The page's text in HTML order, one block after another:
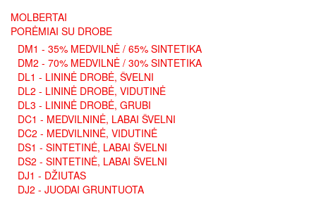
MOLBERTAI
PORĖMIAI SU DROBE
DM1 - 35% MEDVILNĖ / 65% SINTETIKA
DM2 - 70% MEDVILNĖ / 30% SINTETIKA
DL1 - LININĖ DROBĖ, ŠVELNI
DL2 - LININĖ DROBĖ, VIDUTINĖ
DL3 - LININĖ DROBĖ, GRUBI
DC1 - MEDVILNINĖ, LABAI ŠVELNI
DC2 - MEDVILNINĖ, VIDUTINĖ
DS1 - SINTETINĖ, LABAI ŠVELNI
DS2 - SINTETINĖ, LABAI ŠVELNI
DJ1 - DŽIUTAS
DJ2 - JUODAI GRUNTUOTA